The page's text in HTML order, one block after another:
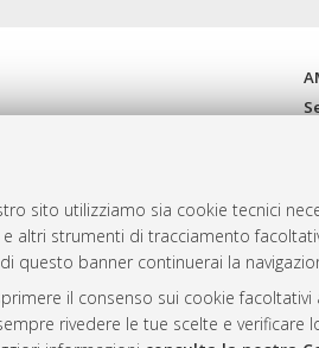
sito utilizziamo sia cookie tecnici
e altri strumenti di tracciamento
questo banner continuerai la
il consenso sui cookie
rivedere le tue scelte e
© ALMA MATER STUDIORUM -